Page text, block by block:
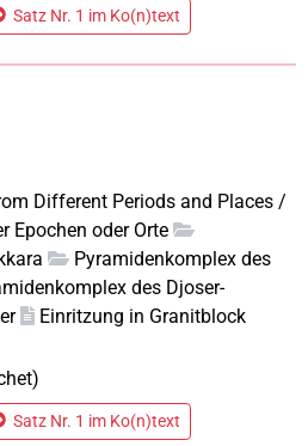
Satz Nr. 1 im Ko(n)text
Different Periods and Places /
Epochen oder Orte
Pyramidenkomplex des
des Djoser-
Einritzung in Granitblock
Satz Nr. 1 im Ko(n)text